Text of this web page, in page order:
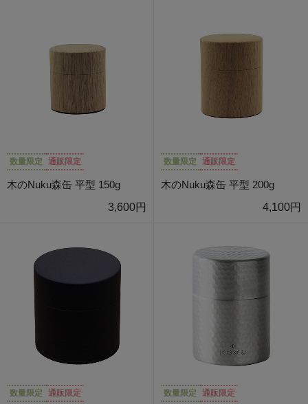
数量限定 通販限定
木のNuku森缶 平型 150g
3,600円
数量限定 通販限定
木のNuku森缶 平型 200g
4,100円
数量限定 通販限定 数量限定 通販限定